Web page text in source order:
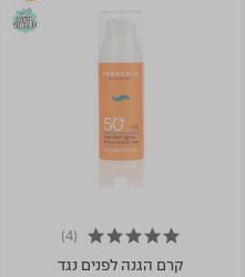
5.0 star rating
(4)
קרם הגנה לפנים נגד